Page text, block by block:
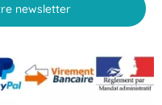
newsletter